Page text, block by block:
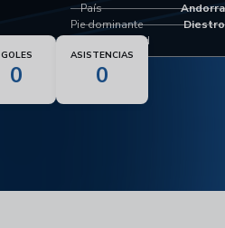
Pie dominante Diestro
País Andorra
Nacionalidad
GOLES
0
ASISTENCIAS
0